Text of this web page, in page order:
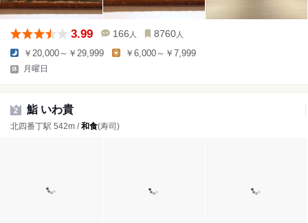
3.99 166 人 8760 人
￥20,000～￥29,999 ￥6,000～￥7,999
月曜日
2 鮨 いわ貴
北四番丁駅 542m /和食(寿司)